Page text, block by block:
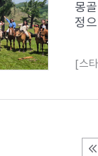
몽
정
[스